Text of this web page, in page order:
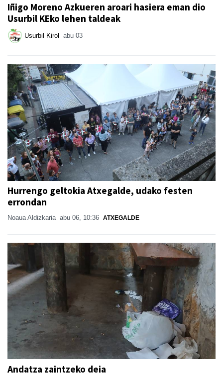
Iñigo Moreno Azkueren aroari hasiera eman dio
Usurbil KEko lehen taldeak
Usurbil Kirol abu 03
Hurrengo geltokia Atxegalde, udako festen
errondan
Noaua Aldizkaria abu 06, 10:36 ATXEGALDE
Andatza zaintzeko deia